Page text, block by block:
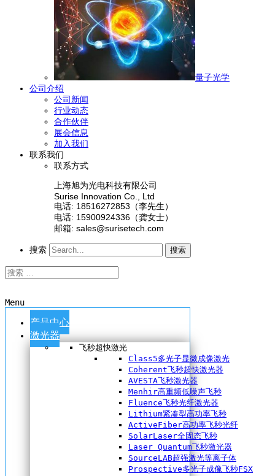
量子光学
公司介绍
公司新闻
行业动态
合作伙伴
展会信息
加入我们
联系我们
联系方式
上海旭为光电科技有限公司
Surise Innovation Co., Ltd
电话: 18516272853（李先生）
电话: 15900924336（龚女士）
邮箱: sales@surisetech.com
搜索 搜索
Menu
产品中心
激光器
飞秒超快激光
Class5多光子显微成像激光
Coherent飞秒超快激光器
AVESTA飞秒激光器
Menhir高重频低噪声飞秒
Fluence飞秒光纤激光器
Lithium紧凑型高功率飞秒
ActiveFiber高功率飞秒光纤
SolarLaser全固态飞秒
Laser Quantum飞秒激光器
SourceLAB超强激光等离子体
Prospective多光子成像飞秒FSX